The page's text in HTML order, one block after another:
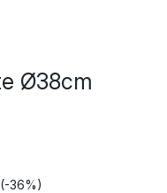
Ø38cm
(-36%)